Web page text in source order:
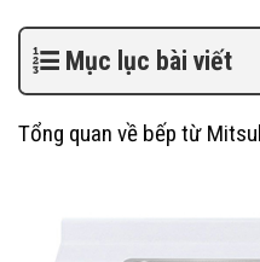
Mục lục bài viết
Tổng quan về bếp từ